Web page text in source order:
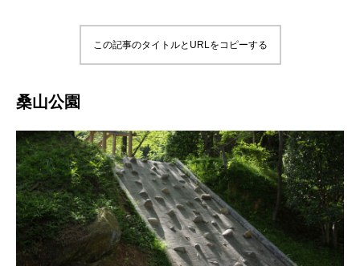
この記事のタイトルとURLをコピーする
桑山公園